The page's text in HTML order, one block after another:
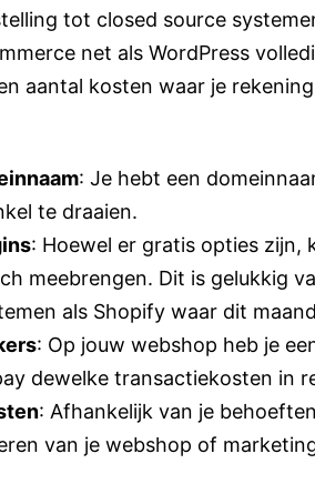
tot closed source
net als WordPress
aantal kosten waar je
: Je hebt een
te draaien.
: Hoewel er gratis opties zijn,
meebrengen. Dit is gelukkig
als Shopify waar dit
: Op jouw webshop heb je
dewelke transactiekosten in
: Afhankelijk van je
van je webshop of